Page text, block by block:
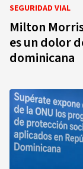
SEGURIDAD VIAL
Milton
es un dolor
dominicana